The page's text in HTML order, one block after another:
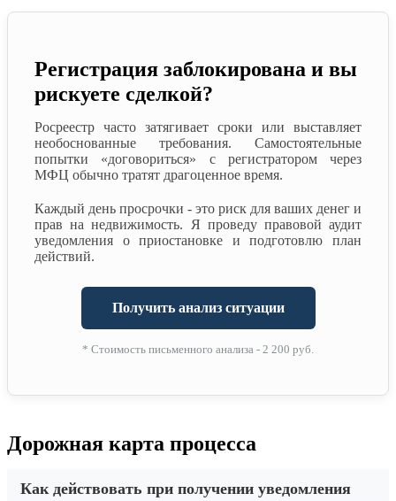
Регистрация заблокирована и вы
рискуете сделкой?
Росреестр часто затягивает сроки или выставляет
необоснованные требования. Самостоятельные
попытки «договориться» с регистратором через
МФЦ обычно тратят драгоценное время.
Каждый день просрочки - это риск для ваших денег и
прав на недвижимость. Я проведу правовой аудит
уведомления о приостановке и подготовлю план
действий.
Получить анализ ситуации
* Стоимость письменного анализа - 2 200 руб.
Дорожная карта процесса
Как действовать при получении уведомления